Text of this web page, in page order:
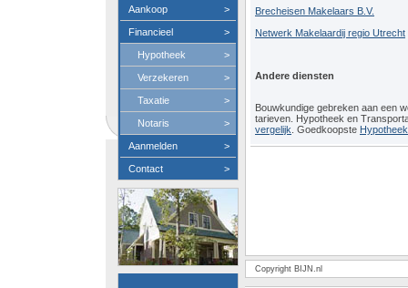
Aankoop >
Financieel >
Hypotheek >
Verzekeren >
Taxatie >
Notaris >
Aanmelden >
Contact >
Brecheisen Makelaars B.V.
Netwerk Makelaardij regio Utrecht
Andere diensten
Bouwkundige gebreken aan een
tarieven. Hypotheek en
vergelijk . Goedkoopste
Copyright BIJN.nl